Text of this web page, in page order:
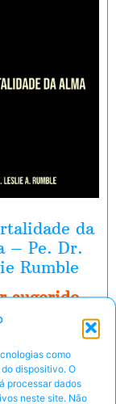
como
dispositivo. O
processar dados
neste site. Não
da
– Pe. Dr.
Rumble
sugerido
Quero!
Whats'App